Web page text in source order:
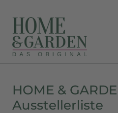
HOME &
Ausstellerliste